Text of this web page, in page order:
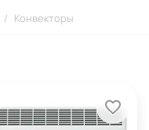
/ Конвекторы